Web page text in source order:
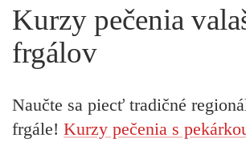
Kurzy pečenia
frgálov
Naučte sa piecť tradičné
frgále! Kurzy pečenia s